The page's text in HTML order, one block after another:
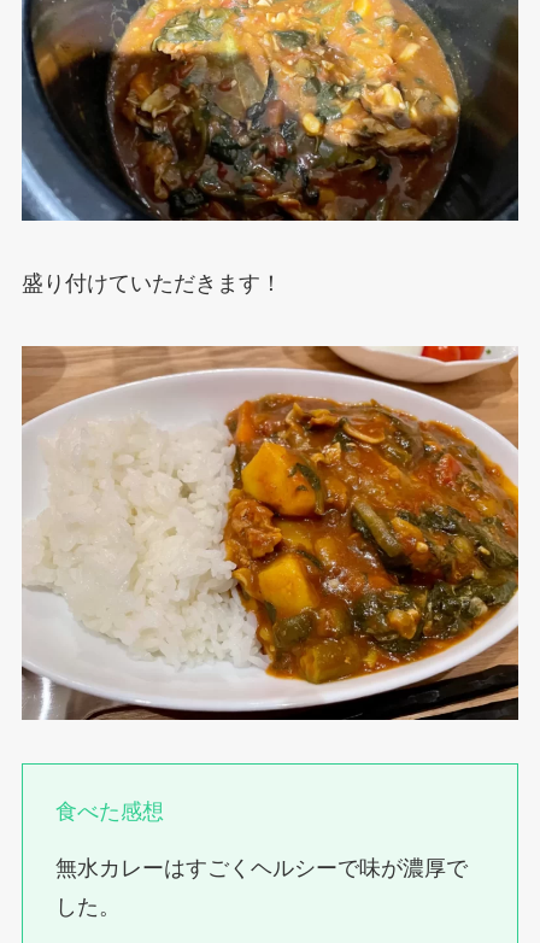
盛り付けていただきます！
食べた感想
無水カレーはすごくヘルシーで味が濃厚で
した。